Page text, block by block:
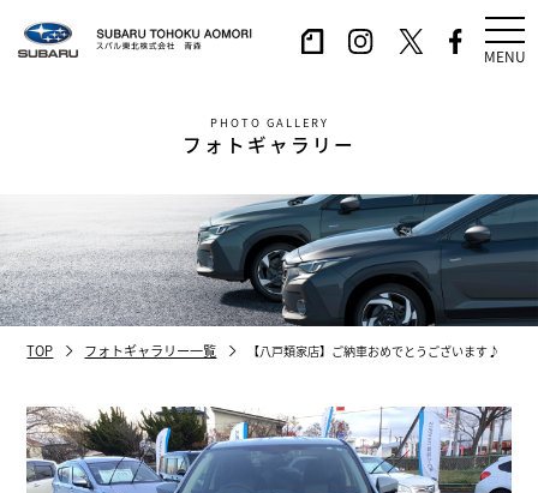
MENU
PHOTO GALLERY
フォトギャラリー
TOP フォトギャラリー一覧 【八戸類家店】ご納車おめでとうございます♪